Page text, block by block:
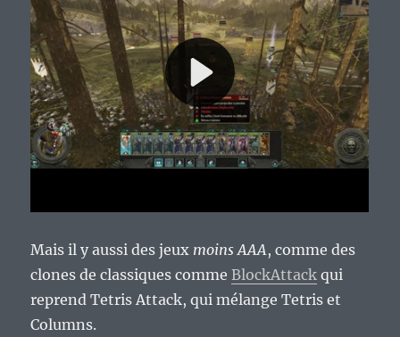
Mais il y aussi des jeux moins AAA, comme des
clones de classiques commeBlockAttack qui
reprend Tetris Attack, qui mélange Tetris et
Columns.